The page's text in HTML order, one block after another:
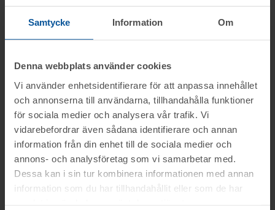
Samtycke Information Om
Denna webbplats använder cookies
Vi använder enhetsidentifierare för att anpassa innehållet
och annonserna till användarna, tillhandahålla funktioner
för sociala medier och analysera vår trafik. Vi
vidarebefordrar även sådana identifierare och annan
information från din enhet till de sociala medier och
annons- och analysföretag som vi samarbetar med.
Dessa kan i sin tur kombinera informationen med annan
information som du har tillhandahållit eller som de har
Slagavgift:
exkl. moms
Information
På uppdrag av konkursförvaltare Björn
Myhrberg på Advokatfirman Abersten säljs
delar ur konkursboet efter Sidskogen Bygg
AB, genom nätauktion på www.tovek.se
med avslut onsdagen den 3 juni från kl.
Frågor
Rasmus mob.nr: 070-3094551
Visning